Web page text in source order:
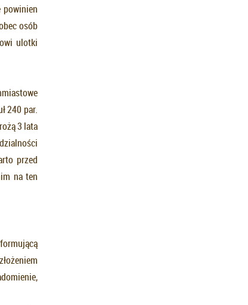
powinien
osób
ulotki
240 par.
3 lata
przed
na ten